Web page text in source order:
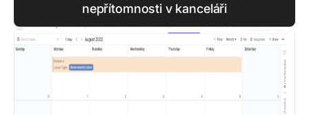
nepřítomnosti v kanceláři